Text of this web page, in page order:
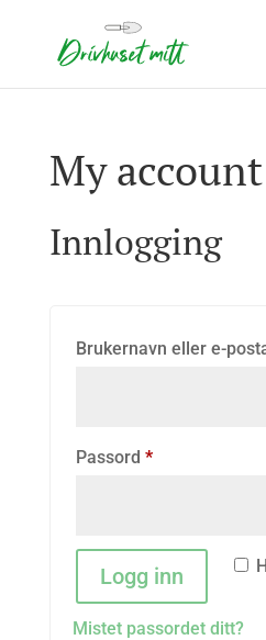
My account
Innlogging
Brukernavn eller e-
Passord *Påkrevd
Logg inn
Mistet passordet ditt?